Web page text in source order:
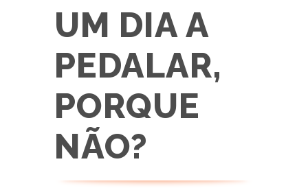
UM DIA A
PEDALAR,
PORQUE
NÃO?